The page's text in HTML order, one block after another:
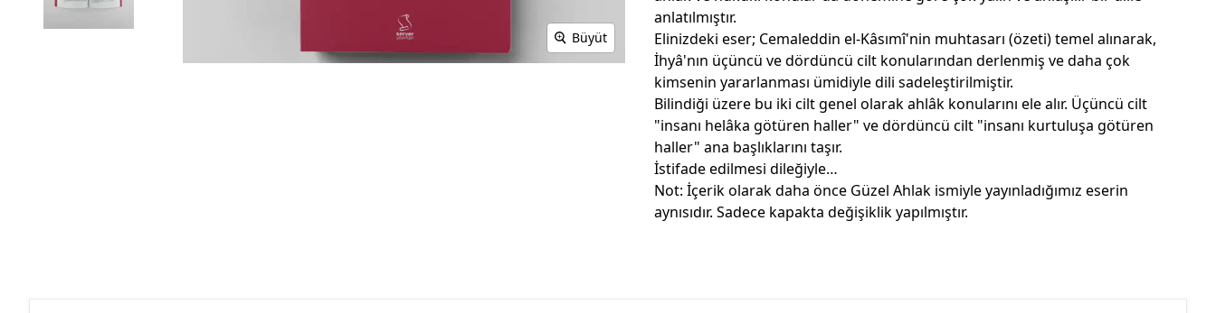
Büyüt
anlatılmıştır.
Elinizdeki eser; Cemaleddin el-Kâsımî'nin muhtasarı (özeti) temel alınarak,
İhyâ'nın üçüncü ve dördüncü cilt konularından derlenmiş ve daha çok
kimsenin yararlanması ümidiyle dili sadeleştirilmiştir.
Bilindiği üzere bu iki cilt genel olarak ahlâk konularını ele alır. Üçüncü cilt
"insanı helâka götüren haller" ve dördüncü cilt "insanı kurtuluşa götüren
haller" ana başlıklarını taşır.
İstifade edilmesi dileğiyle…
Not: İçerik olarak daha önce Güzel Ahlak ismiyle yayınladığımız eserin
aynısıdır. Sadece kapakta değişiklik yapılmıştır.